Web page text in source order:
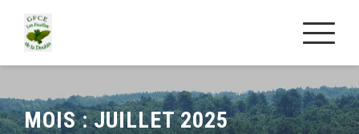
content
MOIS :JUILLET 2025